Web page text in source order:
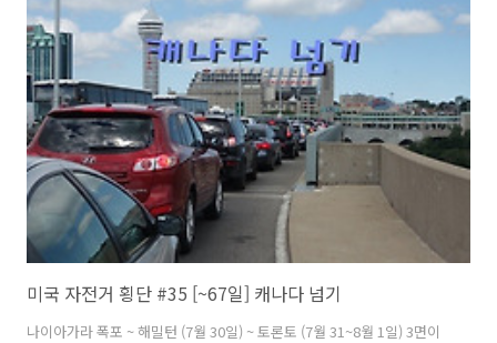
인데 호스트가 역까지 안내 해준다고 했다. 이틀동안 나의 안식처가 되었
던 잠자리 호스트가 날 위해서 중국만두들 요리해 주었는데 그의 세심함
을 엿볼 수 있었다. 호스트는 환경과 에너지 절약, 친환경농업등 환경 보
호관련 일을 한다고 했다. 몇년전 우리나라 강을 심하게 오염시켰던 녹조
사진..
미국 자전거 횡단 #35 [~67일] 캐나다 넘기
나이아가라 폭포 ~ 해밀턴 (7월 30일) ~ 토론토 (7월 31~8월 1일) 3면이